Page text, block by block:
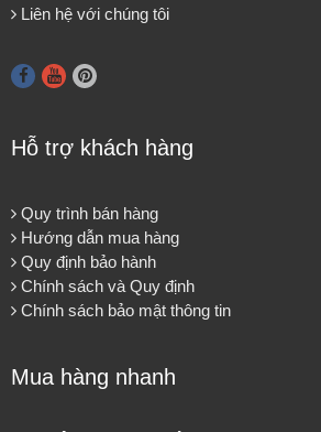
Liên hệ với chúng tôi
Hỗ trợ khách hàng
Quy trình bán hàng
Hướng dẫn mua hàng
Quy định bảo hành
Chính sách và Quy định
Chính sách bảo mật thông tin
Mua hàng nhanh